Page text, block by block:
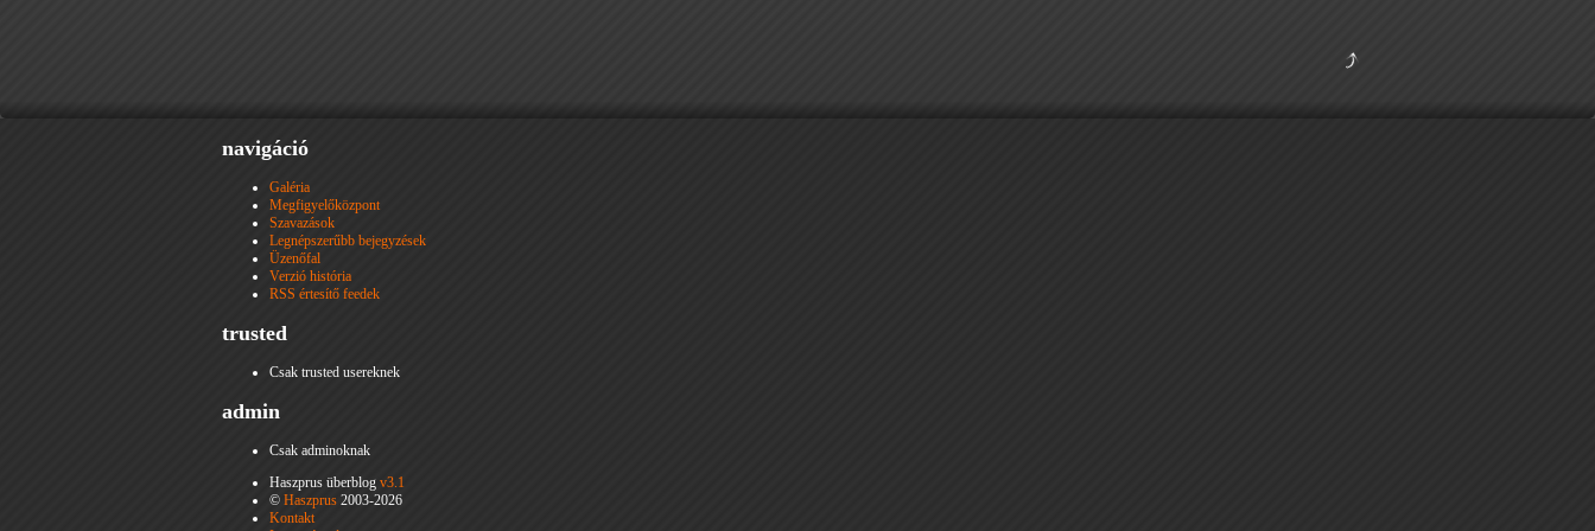
navigáció
Galéria
Megfigyelőközpont
Szavazások
Legnépszerűbb bejegyzések
Üzenőfal
Verzió história
RSS értesítő feedek
trusted
Csak trusted usereknek
admin
Csak adminoknak
Haszprus überblog v3.1
© Haszprus 2003-2026
Kontakt